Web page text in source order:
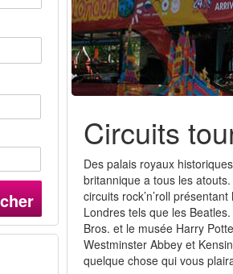
Circuits
Des palais royaux
britannique a tous les
circuits rock’n’roll
Londres tels que les
Bros. et le musée Harry
Westminster Abbey et
quelque chose qui vous